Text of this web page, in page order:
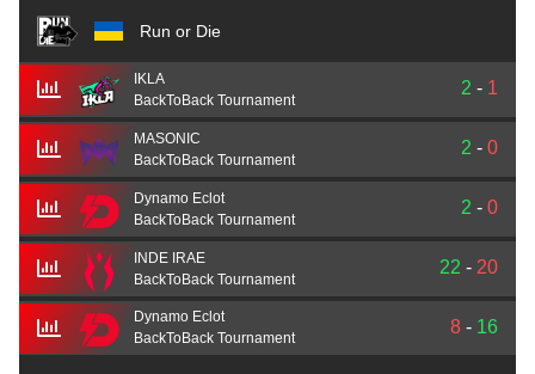
Run or Die
IKLA
BackToBack Tournament
2 - 1
MASONIC
BackToBack Tournament
2 - 0
Dynamo Eclot
BackToBack Tournament
2 - 0
INDE IRAE
BackToBack Tournament
22 - 20
Dynamo Eclot
BackToBack Tournament
8 - 16